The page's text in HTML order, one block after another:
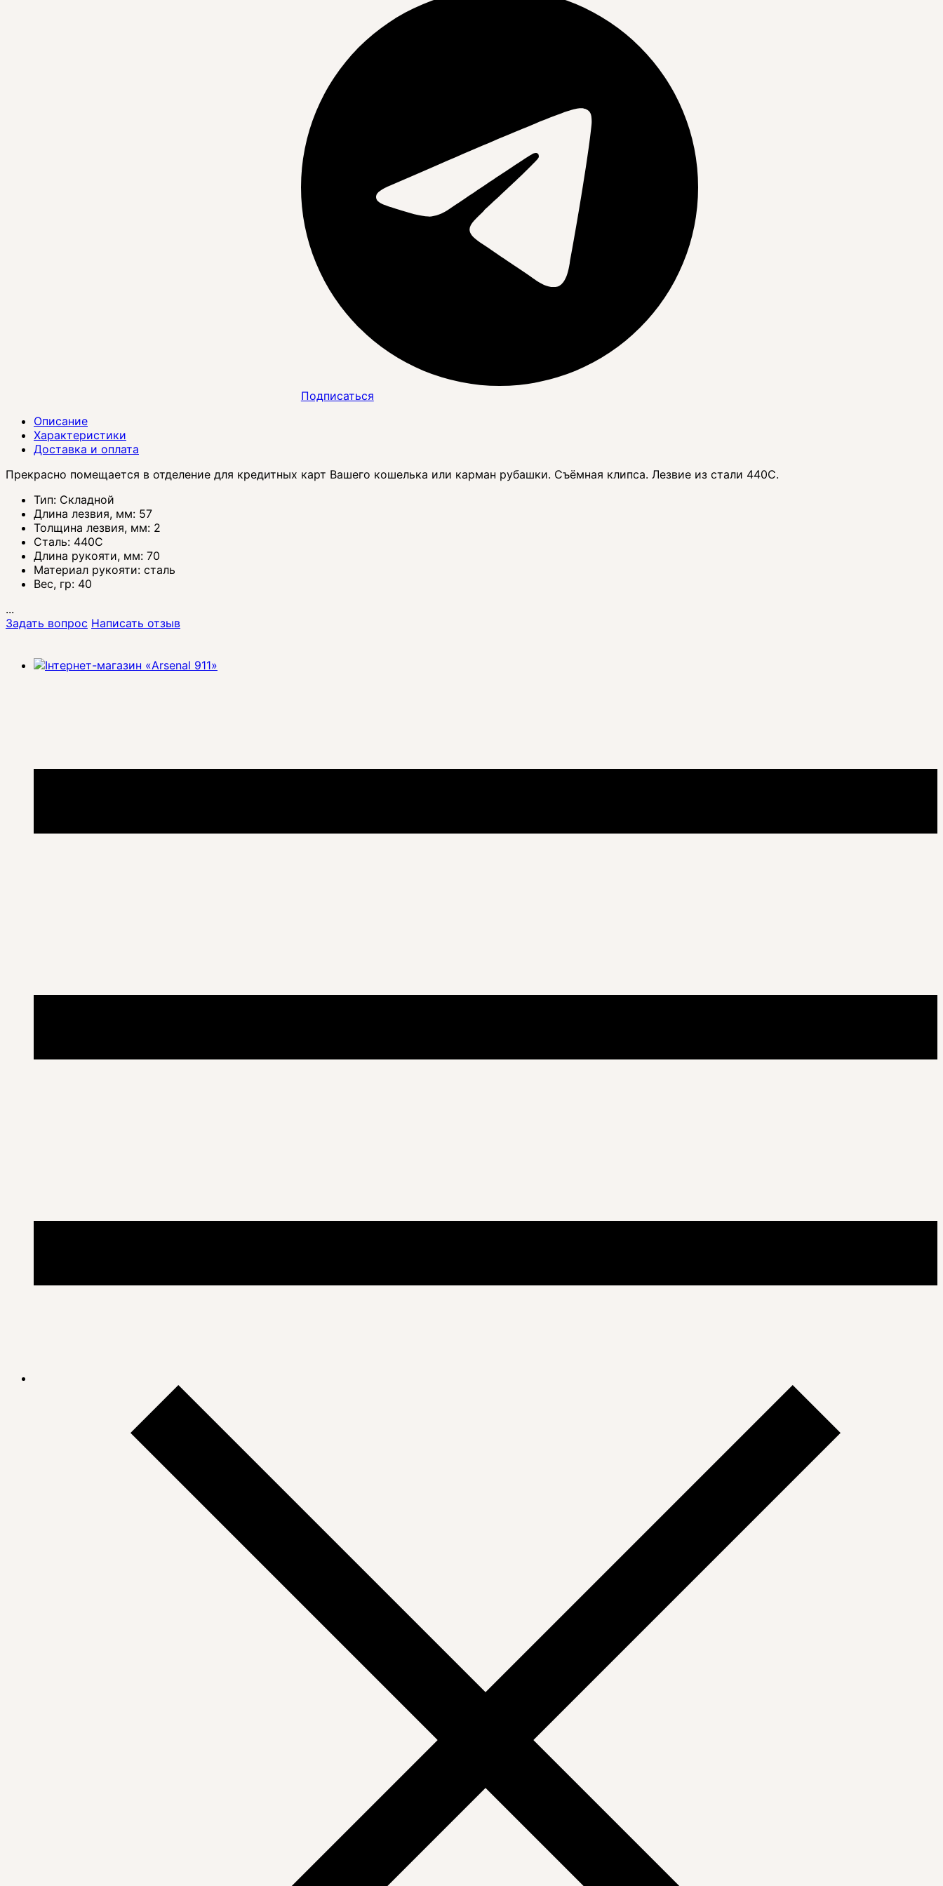
Подписаться
Описание
Характеристики
Доставка и оплата
Прекрасно помещается в отделение для кредитных карт Вашего кошелька или карман рубашки. Съёмная клипса. Лезвие из стали 440С.
Тип: Складной
Длина лезвия, мм: 57
Толщина лезвия, мм: 2
Сталь: 440C
Длина рукояти, мм: 70
Материал рукояти: сталь
Вес, гр: 40
...
Задать вопрос Написать отзыв